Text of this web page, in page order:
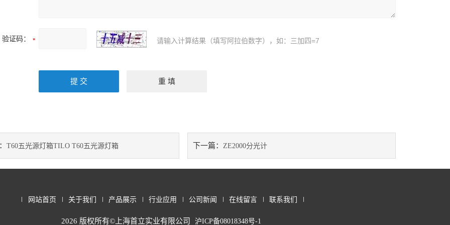
验证码： 请输入计算结果（填写阿拉伯数字），如：三加四=7
T60五光源灯箱TILO T60五光源灯箱 下一篇： ZE2000分光计
网站首页 关于我们 产品展示 行业应用 公司新闻 在线留言 联系我们
2026 版权所有©上海首立实业有限公司 沪ICP备08018348号-1